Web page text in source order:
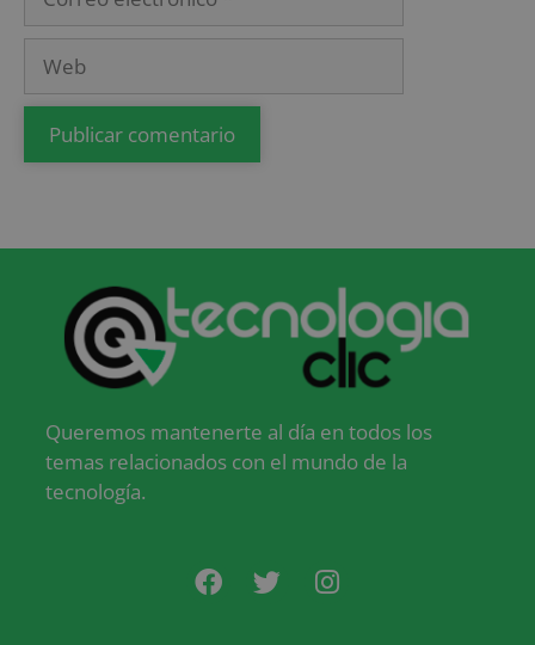
Queremos mantenerte al día en todos los
temas relacionados con el mundo de la
tecnología.